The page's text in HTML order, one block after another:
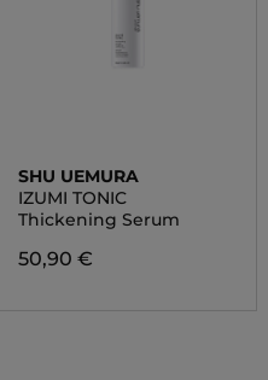
SHU UEMURA
IZUMI TONIC
Thickening Serum
50,90 €